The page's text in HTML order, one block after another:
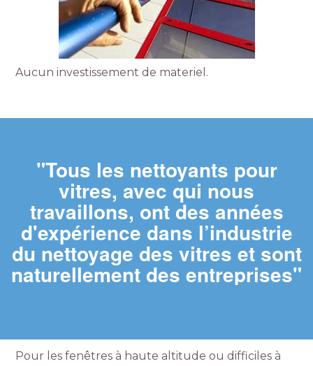
Aucun investissement de materiel.
"Tous les nettoyants pour
vitres, avec qui nous
travaillons, ont des années
d'expérience dans l’industrie
du nettoyage des vitres et sont
naturellement des entreprises"
Pour les fenêtres à haute altitude ou difficiles à